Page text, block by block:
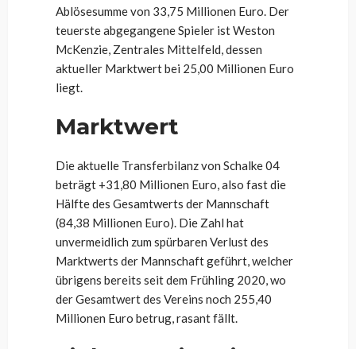
Ablösesumme von 33,75 Millionen Euro. Der
teuerste abgegangene Spieler ist Weston
McKenzie, Zentrales Mittelfeld, dessen
aktueller Marktwert bei 25,00 Millionen Euro
liegt.
Marktwert
Die aktuelle Transferbilanz von Schalke 04
beträgt +31,80 Millionen Euro, also fast die
Hälfte des Gesamtwerts der Mannschaft
(84,38 Millionen Euro). Die Zahl hat
unvermeidlich zum spürbaren Verlust des
Marktwerts der Mannschaft geführt, welcher
übrigens bereits seit dem Frühling 2020, wo
der Gesamtwert des Vereins noch 255,40
Millionen Euro betrug, rasant fällt.